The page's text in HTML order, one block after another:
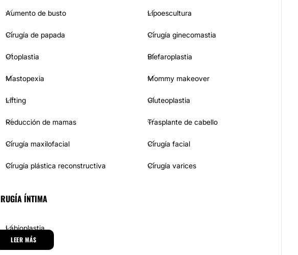
Aumento de busto Lipoescultura
Cirugía de papada Cirugía ginecomastia
Otoplastia Blefaroplastia
Mastopexia Mommy makeover
Lifting Gluteoplastia
Reducción de mamas Trasplante de cabello
Cirugía maxilofacial Cirugía facial
Cirugía plástica reconstructiva Cirugía varices
ÍNTIMA
Labioplastia
LEER MÁS